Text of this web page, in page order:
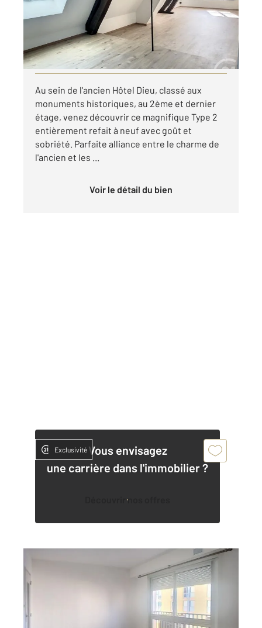
Appartement T2 à louer
853 €
par mois charges comprises
Visiter le site dédié
Au sein de l'ancien Hôtel Dieu, classé aux
monuments historiques, au 2ème et dernier
étage, venez découvrir ce magnifique Type 2
entièrement refait à neuf avec goût et
sobriété. Parfaite alliance entre le charme de
l'ancien et les ...
Voir le détail du bien
Vous envisagez
une carrière dans l'immobilier ?
Découvrir nos offres
Exclusivité